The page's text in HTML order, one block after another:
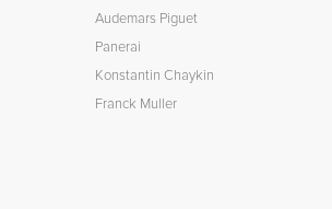
Audemars Piguet
Panerai
Konstantin Chaykin
Franck Muller